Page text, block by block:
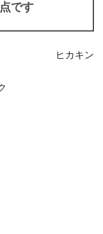
です
ヒカキン